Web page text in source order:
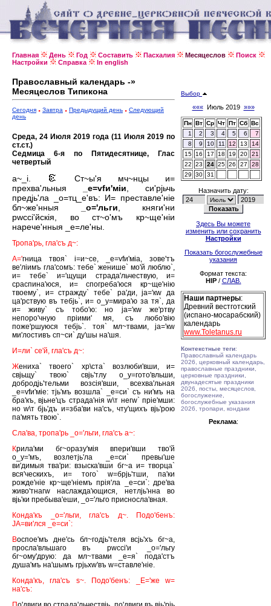
Главная День Год Составить Пасхалия Месяцеслов
Поиск
Настройки
Справка In english
Православный календарь -»
Месяцеслов Типикона
Сегодня Завтра Предыдущий день
Следующий
день
Среда, 24 Июля 2019 года (11 Июля 2019 по
ст.ст.)
Седмица 6-я по Пятидесятнице, Глас
четвертый
а~_i.
Ст~ы'я мч~нцы и=
прехва'льныя
_е=vfи'мiи , си'рjьчь
предjь'ла _о=тц_е'въ: И= преставле'нiе
бл~же'нныя
_о='льги , княги'ни
рwссi'йскiя, во ст~о'мъ кр~ще'нiи
нарече'нныя _е=ле'ны.
Тропа'рь, гла'съ д~:
А='гница твоя` i=и~се, _е=vfи'мiа, зове'тъ
ве'лiимъ гла'сомъ: тебе` женише` мо'й люблю`,
и= тебе` и='щущи страда'льчествую, и=
сраспина'юся, и= спогреба'юся кр~ще'нiю
твоему`, и= стражду` тебе` ра'ди, jа='кw да
ца'рствую въ тебjь`, и= о_у=мира'ю за тя`, да
и= живу` съ тобо'ю: но jа='кw же'ртву
непоро'чную прiими' мя, съ любо'вiю
поже'ршуюся тебjь`. тоя` мл~твами, jа='кw
ми'лостивъ сп~си` ду'шы на'шя.
И=ли` се'й, гла'съ д~:
Жениха` твоего` хр\ста` возлюби'вши, и=
свjьщу` твою` свjь'тлу о_у=гото'вльши,
добродjь'тельми возсiя'вши, всехва'льная
_е=vfи'мiе: тjь'мъ возшла` _е=си` съ ни'мъ на
бра'къ, вjьне'цъ страда'нiя w\т негw` прiе'мши:
но w\т бjь'дъ и=зба'ви на'съ, чту'щихъ вjь'рою
па'мять твою`.
Сла'ва, тропа'рь _о='льги, гла'съ а~:
Крила'ми бг~оразу'мiя впери'вши тво'й
о_у='мъ, возлетjь'ла _е=си` превы'ше
ви'димыя тва'ри: взыска'вши бг~а и= творца`
вся'ческихъ, и= того` w=брjь'тши, па'ки
рожде'нiе кр~ще'нiемъ прiя'ла _е=си`: дре'ва
живо'тнагw наслажда'ющися, нетлjь'нна во
вjь'ки пребыва'еши, _о='льго присносла'вная.
Конда'къ _о='льги, гла'съ д~. Подо'бенъ:
JА=ви'лся _е=си`:
Воспое'мъ дне'сь бл~годjь'теля всjь'хъ бг~а,
просла'вльшаго въ рwссi'и _о='льгу
бг~ому'друю: да мл~твами _е=я` пода'стъ
душа'мъ на'шымъ грjьхw'въ w=ставле'нiе.
Конда'къ, гла'съ s~. Подо'бенъ: _Е='же w=
на'съ:
Выбор
«««Июль 2019 »»»
Пн Вт Ср Чт Пт Сб Вс
1
2 3 4 5 6
7
8
9 10 11 12 13
14
15
16 17 18 19 20
21
22
23 24 25 26 27
28
29
30 31
Назначить дату:
Здесь Вы можете
изменить или сохранить
Настройки
Показать богослужебные
указания
Формат текста:
HIP/ СЛАВ.
Наши партнеры:
Древний вестготский
(испано-мосарабский)
календарь
www.Toletanus.ru
Контекстные теги:
Православный календарь
2026, церковный календарь,
православные праздники,
церковные праздники,
двунадесятые праздники
2026, посты, месяцеслов,
богослужение,
богослужебные указания
2026, тропари, кондаки
Реклама: